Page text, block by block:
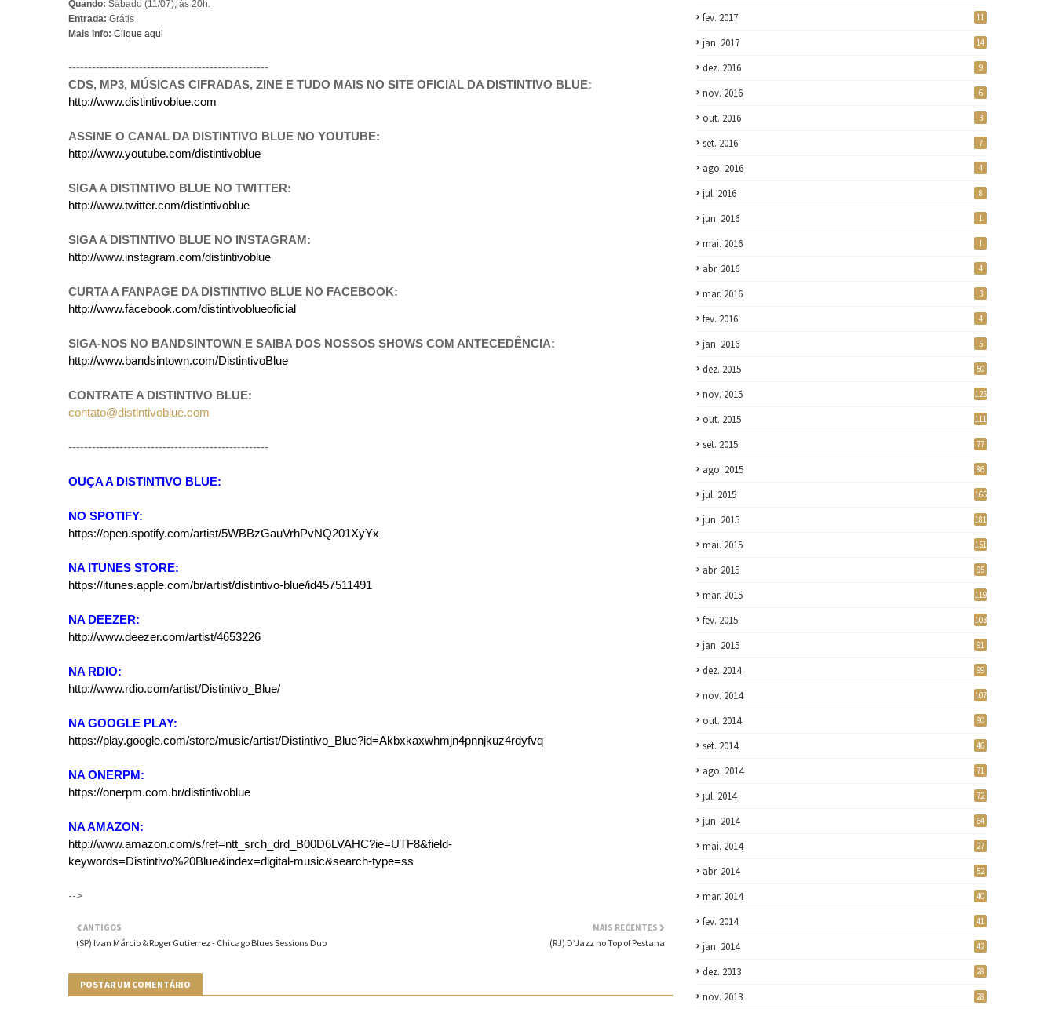
Quando: Sábado (11/07), às 20h.
Entrada: Grátis
Mais info: Clique aqui
---------------------------------------------------
CDS, MP3, MÚSICAS CIFRADAS, ZINE E TUDO MAIS NO SITE OFICIAL DA DISTINTIVO BLUE:
http://www.distintivoblue.com
ASSINE O CANAL DA DISTINTIVO BLUE NO YOUTUBE:
http://www.youtube.com/distintivoblue
SIGA A DISTINTIVO BLUE NO TWITTER:
http://www.twitter.com/distintivoblue
SIGA A DISTINTIVO BLUE NO INSTAGRAM:
http://www.instagram.com/distintivoblue
CURTA A FANPAGE DA DISTINTIVO BLUE NO FACEBOOK:
http://www.facebook.com/distintivoblueoficial
SIGA-NOS NO BANDSINTOWN E SAIBA DOS NOSSOS SHOWS COM ANTECEDÊNCIA:
http://www.bandsintown.com/DistintivoBlue
CONTRATE A DISTINTIVO BLUE:
contato@distintivoblue.com
---------------------------------------------------
OUÇA A DISTINTIVO BLUE:
NO SPOTIFY:
https://open.spotify.com/artist/5WBBzGauVrhPvNQ201XyYx
NA ITUNES STORE:
https://itunes.apple.com/br/artist/distintivo-blue/id457511491
NA DEEZER:
http://www.deezer.com/artist/4653226
NA RDIO:
http://www.rdio.com/artist/Distintivo_Blue/
NA GOOGLE PLAY:
https://play.google.com/store/music/artist/Distintivo_Blue?id=Akbxkaxwhmjn4pnnjkuz4rdyfvq
NA ONERPM:
https://onerpm.com.br/distintivoblue
NA AMAZON:
http://www.amazon.com/s/ref=ntt_srch_drd_B00D6LVAHC?ie=UTF8&field-
keywords=Distintivo%20Blue&index=digital-music&search-type=ss
-->
MAIS RECENTES
(RJ) D’Jazz no Top of Pestana
ANTIGOS
(SP) Ivan Márcio & Roger Gutierrez - Chicago Blues Sessions Duo
POSTAR UM COMENTÁRIO
fev. 2017 11
jan. 2017 14
dez. 2016 9
nov. 2016 6
out. 2016 3
set. 2016 7
ago. 2016 4
jul. 2016 8
jun. 2016 1
mai. 2016 1
abr. 2016 4
mar. 2016 3
fev. 2016 4
jan. 2016 5
dez. 2015 50
nov. 2015 125
out. 2015 111
set. 2015 77
ago. 2015 86
jul. 2015 165
jun. 2015 181
mai. 2015 151
abr. 2015 95
mar. 2015 119
fev. 2015 103
jan. 2015 91
dez. 2014 99
nov. 2014 107
out. 2014 90
set. 2014 46
ago. 2014 71
jul. 2014 72
jun. 2014 64
mai. 2014 27
abr. 2014 52
mar. 2014 40
fev. 2014 41
jan. 2014 42
dez. 2013 28
nov. 2013 28